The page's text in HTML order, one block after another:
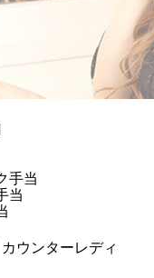
手当
当
カウンターレディ